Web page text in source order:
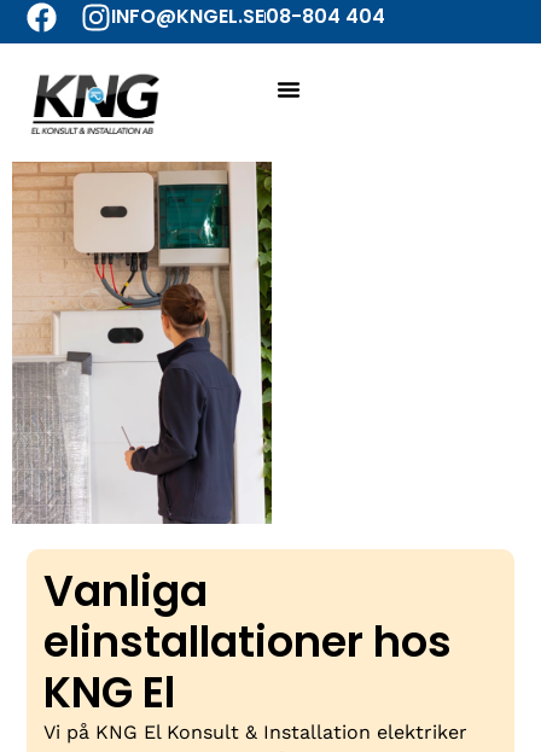
INFO@KNGEL.SE08-804 404
Vanliga
elinstallationer hos
KNG El
Vi på KNG El Konsult & Installation elektriker